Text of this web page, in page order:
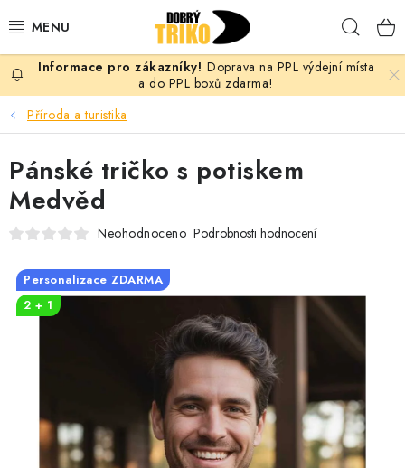
na
PRO ŽENY
PRO MUŽE
PRO DĚTI
PRO PÁRY
VLASTNÍ MOTIV
OKAMŽITĚ K ODBĚRU
Doprava na PPL výdejní místa
a do PPL boxů zdarma!
Příroda a turistika
Pánské tričko s potiskem
Medvěd
Neohodnoceno Podrobnosti hodnocení
Personalizace ZDARMA
2 + 1